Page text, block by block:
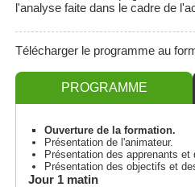
l'analyse faite dans le cadre de
Télécharger le programme au
PROGRAMME
Ouverture de la formation.
Présentation de l'animateur.
Présentation des apprenants et
Présentation des objectifs et
Jour 1 matin